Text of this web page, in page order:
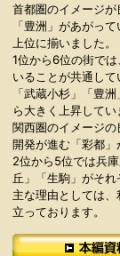
首都圏のイメージが
「豊洲」があがっ
上位に揃いました。
1位から6位の街で
いることが共通して
「武蔵小杉」「豊
ら大きく上昇してい
関西圏のイメージ
開発が進む「彩都」
2位から5位では兵
丘」「生駒」がそれ
主な理由としては
立っております。